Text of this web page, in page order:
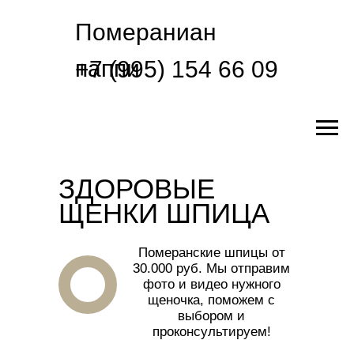
Помераниан
паппи
+7 (995) 154 66 09
ЗДОРОВЫЕ
ЩЕНКИ ШПИЦА
Померанские шпицы от
30.000 руб. Мы отправим
фото и видео нужного
щеночка, поможем с
выбором и
проконсультируем!